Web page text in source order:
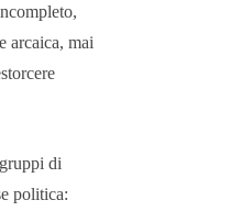
arcaica, mai
di
politica: